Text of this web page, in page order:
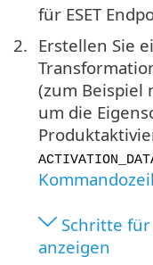
für ESET
Erstellen Sie
(zum Beispiel
um die
Schritte
anzeigen